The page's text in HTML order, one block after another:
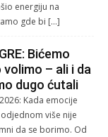
energiju na
gde bi […]
Bićemo
– ali i da
dugo ćutali
Kada emocije
više nije
da se borimo. Od